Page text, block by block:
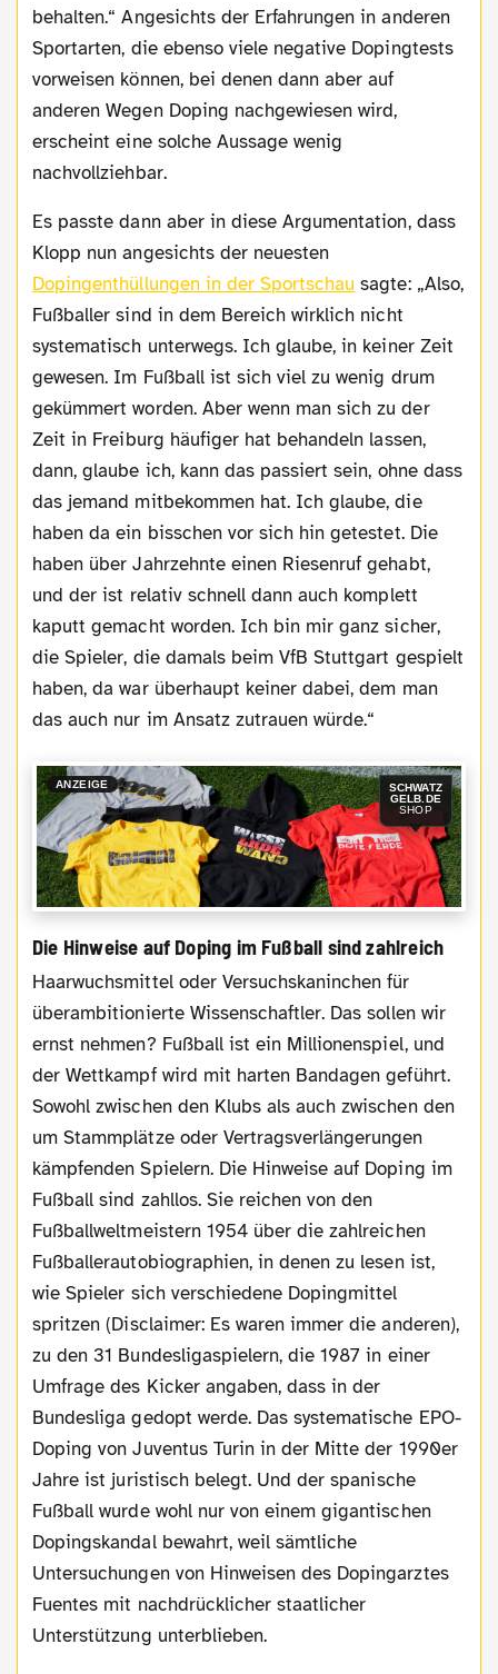
behalten.“ Angesichts der Erfahrungen in anderen
Sportarten, die ebenso viele negative Dopingtests
vorweisen können, bei denen dann aber auf
anderen Wegen Doping nachgewiesen wird,
erscheint eine solche Aussage wenig
nachvollziehbar.
Es passte dann aber in diese Argumentation, dass
Klopp nun angesichts der neuesten
Dopingenthüllungen in der Sportschau sagte: „Also,
Fußballer sind in dem Bereich wirklich nicht
systematisch unterwegs. Ich glaube, in keiner Zeit
gewesen. Im Fußball ist sich viel zu wenig drum
gekümmert worden. Aber wenn man sich zu der
Zeit in Freiburg häufiger hat behandeln lassen,
dann, glaube ich, kann das passiert sein, ohne dass
das jemand mitbekommen hat. Ich glaube, die
haben da ein bisschen vor sich hin getestet. Die
haben über Jahrzehnte einen Riesenruf gehabt,
und der ist relativ schnell dann auch komplett
kaputt gemacht worden. Ich bin mir ganz sicher,
die Spieler, die damals beim VfB Stuttgart gespielt
haben, da war überhaupt keiner dabei, dem man
das auch nur im Ansatz zutrauen würde.“
ANZEIGE
SCHWATZ
GELB.DE
SHOP
Die Hinweise auf Doping im Fußball sind zahlreich
Haarwuchsmittel oder Versuchskaninchen für
überambitionierte Wissenschaftler. Das sollen wir
ernst nehmen? Fußball ist ein Millionenspiel, und
der Wettkampf wird mit harten Bandagen geführt.
Sowohl zwischen den Klubs als auch zwischen den
um Stammplätze oder Vertragsverlängerungen
kämpfenden Spielern. Die Hinweise auf Doping im
Fußball sind zahllos. Sie reichen von den
Fußballweltmeistern 1954 über die zahlreichen
Fußballerautobiographien, in denen zu lesen ist,
wie Spieler sich verschiedene Dopingmittel
spritzen (Disclaimer: Es waren immer die anderen),
zu den 31 Bundesligaspielern, die 1987 in einer
Umfrage des Kicker angaben, dass in der
Bundesliga gedopt werde. Das systematische EPO-
Doping von Juventus Turin in der Mitte der 1990er
Jahre ist juristisch belegt. Und der spanische
Fußball wurde wohl nur von einem gigantischen
Dopingskandal bewahrt, weil sämtliche
Untersuchungen von Hinweisen des Dopingarztes
Fuentes mit nachdrücklicher staatlicher
Unterstützung unterblieben.